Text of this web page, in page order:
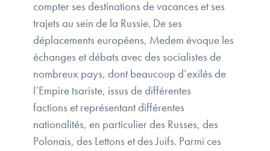
compter ses destinations de vacances et ses
trajets au sein de la Russie. De ses
déplacements européens, Medem évoque les
échanges et débats avec des socialistes de
nombreux pays, dont beaucoup d’exilés de
l’Empire tsariste, issus de différentes
factions et représentant différentes
nationalités, en particulier des Russes, des
Polonais, des Lettons et des Juifs. Parmi ces